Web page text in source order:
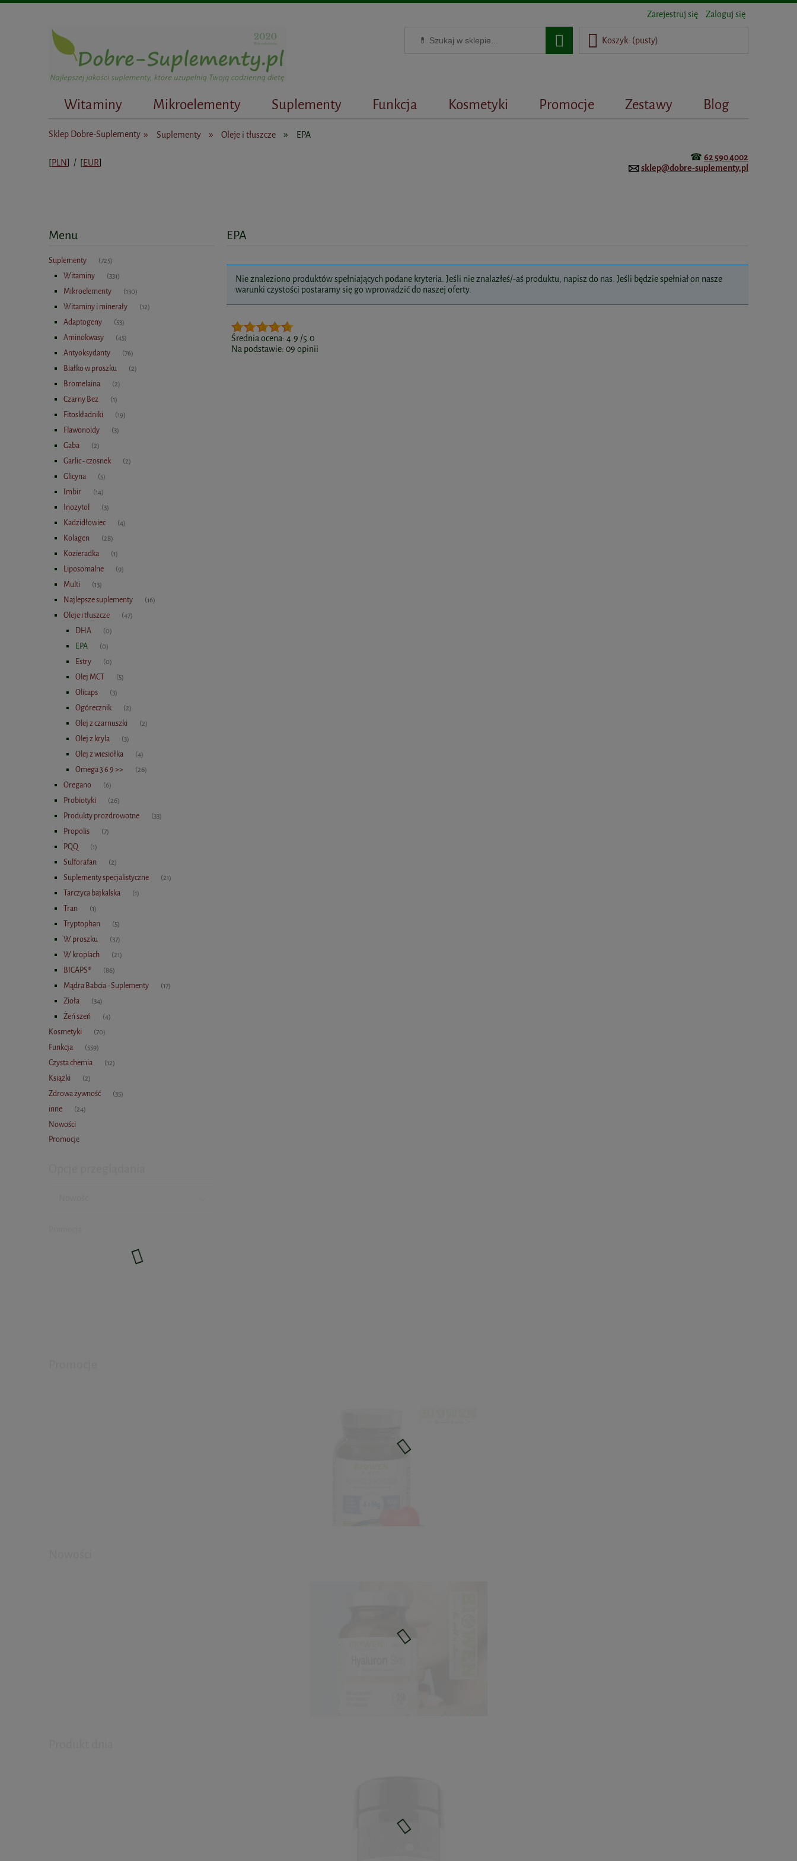
Zarejestruj się Zaloguj się
Koszyk: (pusty)
Witaminy Mikroelementy Suplementy Funkcja Kosmetyki Promocje Zestawy
Blog
Dietetycy
Sklep Dobre-Suplementy » Suplementy » Oleje i tłuszcze » EPA
[PLN] / [EUR] ☎ 62 590 4002
sklep@dobre-suplementy.pl
Menu
Suplementy (725)
Witaminy (331)
Mikroelementy (130)
Witaminy i minerały (12)
Adaptogeny (53)
Aminokwasy (45)
Antyoksydanty (76)
Białko w proszku (2)
Bromelaina (2)
Czarny Bez (1)
Fitoskładniki (19)
Flawonoidy (3)
Gaba (2)
Garlic - czosnek (2)
Glicyna (5)
Imbir (14)
Inozytol (3)
Kadzidłowiec (4)
Kolagen (28)
Kozieradka (1)
Liposomalne (9)
Multi (13)
Najlepsze suplementy (16)
Oleje i tłuszcze (47)
DHA (0)
EPA (0)
Estry (0)
Olej MCT (5)
Olicaps (3)
Ogórecznik (2)
Olej z czarnuszki (2)
Olej z kryla (3)
Olej z wiesiołka (4)
Omega 3 6 9 >> (26)
Oregano (6)
Probiotyki (26)
Produkty prozdrowotne (33)
Propolis (7)
PQQ (1)
Sulforafan (2)
Suplementy specjalistyczne (21)
Tarczyca bajkalska (1)
Tran (1)
Tryptophan (5)
W proszku (37)
W kroplach (21)
BICAPS® (86)
Mądra Babcia - Suplementy (17)
Zioła (34)
Żeń szeń (4)
Kosmetyki (70)
Funkcja (559)
Czysta chemia (12)
Książki (2)
Zdrowa żywność (35)
inne (24)
Nowości
Promocje
EPA
Nie znaleziono produktów spełniających podane kryteria. Jeśli nie znalazłeś/-aś produktu, napisz do nas. Jeśli będzie spełniał on nasze
warunki czystości postaramy się go wprowadzić do naszej oferty.
Średnia ocena: 4.9 /5.0
Na podstawie: 09 opinii
Cena regularna:
Najniższa cena:
Cena regularna:
Najniższa cena: